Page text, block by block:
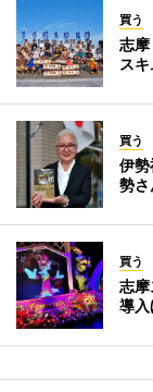
買う
志
ス
買う
伊
勢
買う
志
導入